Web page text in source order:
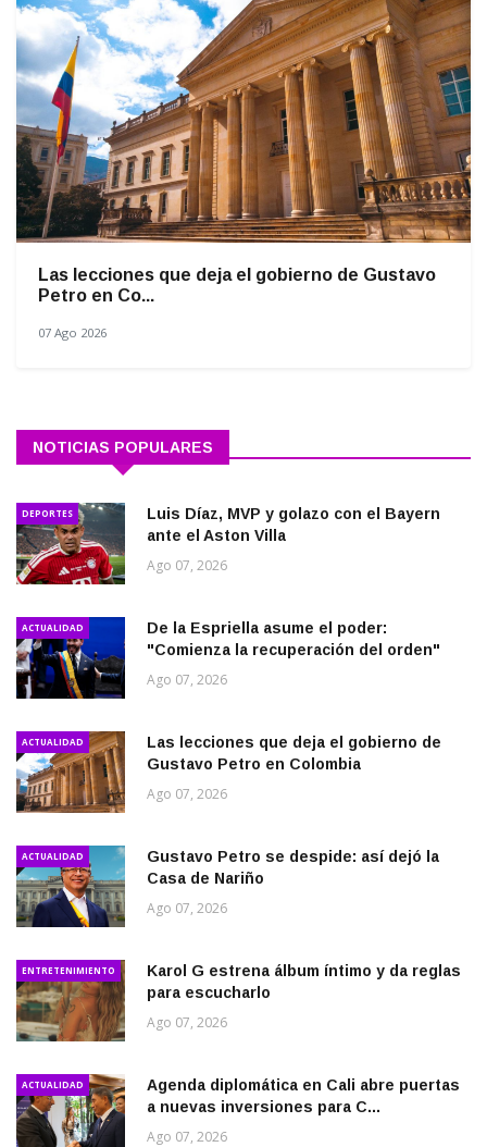
Las lecciones que deja el gobierno de Gustavo
Petro en Co...
07 Ago 2026
NOTICIAS POPULARES
DEPORTES
Luis Díaz, MVP y golazo con el Bayern
ante el Aston Villa
Ago 07, 2026
ACTUALIDAD
De la Espriella asume el poder:
"Comienza la recuperación del orden"
Ago 07, 2026
ACTUALIDAD
Las lecciones que deja el gobierno de
Gustavo Petro en Colombia
Ago 07, 2026
ACTUALIDAD
Gustavo Petro se despide: así dejó la
Casa de Nariño
Ago 07, 2026
ENTRETENIMIENTO
Karol G estrena álbum íntimo y da reglas
para escucharlo
Ago 07, 2026
ACTUALIDAD
Agenda diplomática en Cali abre puertas
a nuevas inversiones para C...
Ago 07, 2026